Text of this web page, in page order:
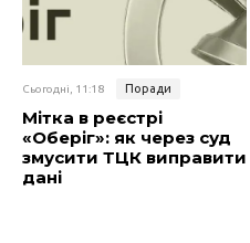
Сьогодні, 11:18 Поради
Мітка в реєстрі
«Оберіг»: як через суд
змусити ТЦК виправити
дані